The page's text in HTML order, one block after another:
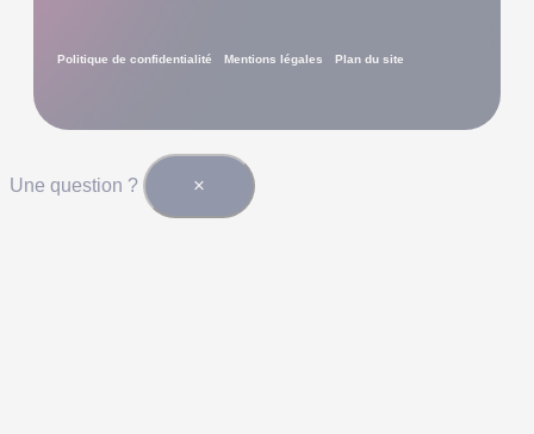
Politique de confidentialité Mentions légales Plan du site
Une question ? ×